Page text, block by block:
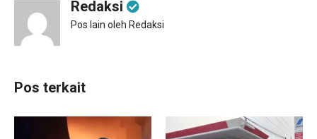
Redaksi
Pos lain oleh Redaksi
Pos terkait